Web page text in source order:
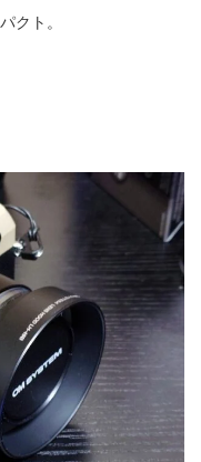
クト。